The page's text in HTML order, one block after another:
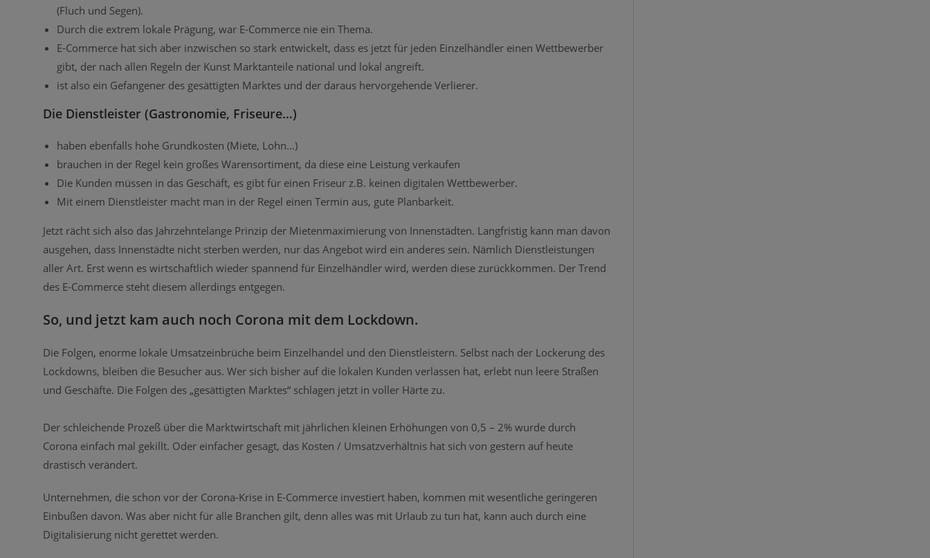
(Fluch und Segen).
Durch die extrem lokale Prägung, war E-Commerce nie ein Thema.
E-Commerce hat sich aber inzwischen so stark entwickelt, dass es jetzt für jeden Einzelhändler einen Wettbewerber
gibt, der nach allen Regeln der Kunst Marktanteile national und lokal angreift.
ist also ein Gefangener des gesättigten Marktes und der daraus hervorgehende Verlierer.
Die Dienstleister (Gastronomie, Friseure…)
haben ebenfalls hohe Grundkosten (Miete, Lohn…)
brauchen in der Regel kein großes Warensortiment, da diese eine Leistung verkaufen
Die Kunden müssen in das Geschäft, es gibt für einen Friseur z.B. keinen digitalen Wettbewerber.
Mit einem Dienstleister macht man in der Regel einen Termin aus, gute Planbarkeit.
Jetzt rächt sich also das Jahrzehntelange Prinzip der Mietenmaximierung von Innenstädten. Langfristig kann man davon
ausgehen, dass Innenstädte nicht sterben werden, nur das Angebot wird ein anderes sein. Nämlich Dienstleistungen
aller Art. Erst wenn es wirtschaftlich wieder spannend für Einzelhändler wird, werden diese zurückkommen. Der Trend
des E-Commerce steht diesem allerdings entgegen.
So, und jetzt kam auch noch Corona mit dem Lockdown.
Die Folgen, enorme lokale Umsatzeinbrüche beim Einzelhandel und den Dienstleistern. Selbst nach der Lockerung des
Lockdowns, bleiben die Besucher aus. Wer sich bisher auf die lokalen Kunden verlassen hat, erlebt nun leere Straßen
und Geschäfte. Die Folgen des „gesättigten Marktes“ schlagen jetzt in voller Härte zu.
Der schleichende Prozeß über die Marktwirtschaft mit jährlichen kleinen Erhöhungen von 0,5 – 2% wurde durch
Corona einfach mal gekillt. Oder einfacher gesagt, das Kosten / Umsatzverhältnis hat sich von gestern auf heute
drastisch verändert.
Unternehmen, die schon vor der Corona-Krise in E-Commerce investiert haben, kommen mit wesentliche geringeren
Einbußen davon. Was aber nicht für alle Branchen gilt, denn alles was mit Urlaub zu tun hat, kann auch durch eine
Digitalisierung nicht gerettet werden.